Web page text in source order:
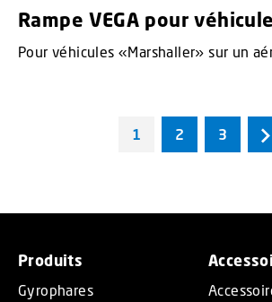
Rampe VEGA pour
Pour véhicules «Marshaller» sur un
1 2 3
Produits
Gyrophares